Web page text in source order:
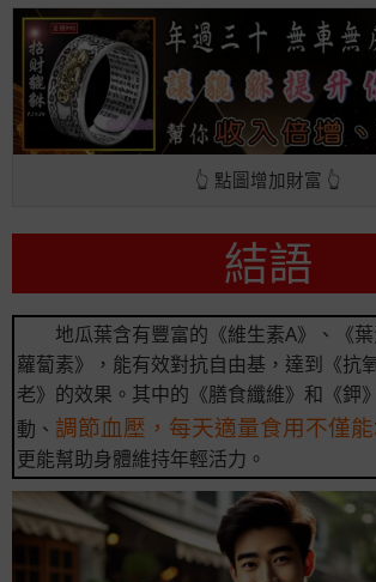
👆 點圖增加財富 👆
結語
地瓜葉含有豐富的《維生素A》、《
蘿蔔素》，能有效對抗自由基，達到《抗
老》的效果。其中的《膳食纖維》和《鉀
動、 調節血壓，每天適量食用不僅能
更能幫助身體維持年輕活力。